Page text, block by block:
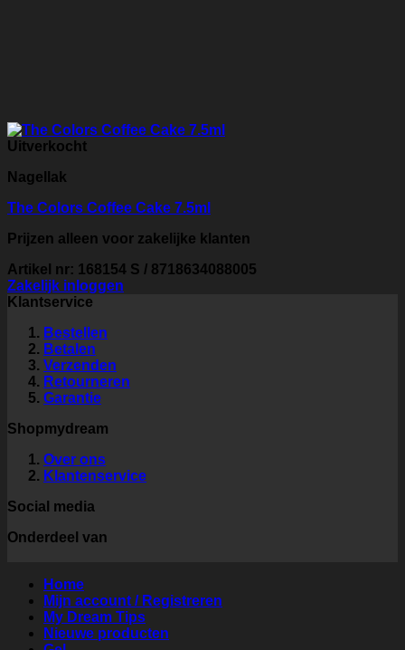
Uitverkocht
Nagellak
The Colors Coffee Cake 7.5ml
Prijzen alleen voor zakelijke klanten
Artikel nr: 168154 S / 8718634088005
Zakelijk inloggen
Klantservice
Bestellen
Betalen
Verzenden
Retourneren
Garantie
Shopmydream
Over ons
Klantenservice
Social media
Onderdeel van
Home
Mijn account / Registreren
My Dream Tips
Nieuwe producten